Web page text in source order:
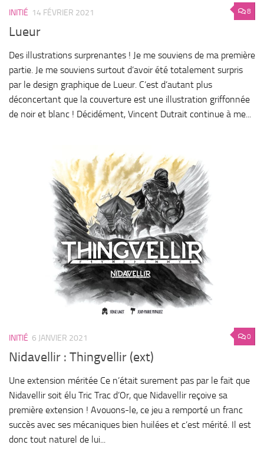
8
INITIÉ 14 FÉVRIER 2021
Lueur
Des illustrations surprenantes ! Je me souviens de ma première
partie. Je me souviens surtout d’avoir été totalement surpris
par le design graphique de Lueur. C’est d’autant plus
déconcertant que la couverture est une illustration griffonnée
de noir et blanc ! Décidément, Vincent Dutrait continue à me...
0
INITIÉ 6 JANVIER 2021
Nidavellir : Thingvellir (ext)
Une extension méritée Ce n’était surement pas par le fait que
Nidavellir soit élu Tric Trac d’Or, que Nidavellir reçoive sa
première extension ! Avouons-le, ce jeu a remporté un franc
succès avec ses mécaniques bien huilées et c’est mérité. Il est
donc tout naturel de lui...